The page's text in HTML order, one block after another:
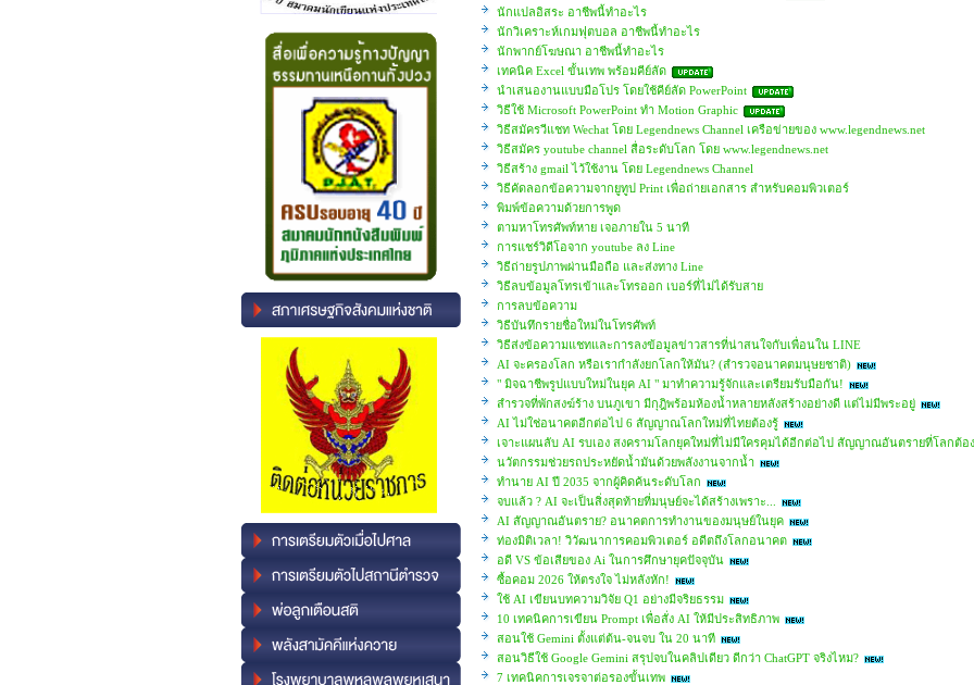
นักแปลอิสระ อาชีพนี้ทำอะไร
นักวิเคราะห์เกมฟุตบอล อาชีพนี้ทำอะไร
นักพากย์โฆษณา อาชีพนี้ทำอะไร
เทคนิค Excel ขั้นเทพ พร้อมคีย์ลัด
นำเสนองานแบบมือโปร โดยใช้คีย์ลัด PowerPoint
วิธีใช้ Microsoft PowerPoint ทำ Motion Graphic
วิธีสมัครวีแชท Wechat โดย Legendnews Channel เครือข่ายของ www.legendnews.net
วิธีสมัคร youtube channel สื่อระดับโลก โดย www.legendnews.net
วิธีสร้าง gmail ไว้ใช้งาน โดย Legendnews Channel
วิธีคัดลอกข้อความจากยูทูป Print เพื่อถ่ายเอกสาร สำหรับคอมพิวเตอร์
พิมพ์ข้อความด้วยการพูด
ตามหาโทรศัพท์หาย เจอภายใน 5 นาที
การแชร์วิดีโอจาก youtube ลง Line
วิธีถ่ายรูปภาพผ่านมือถือ และส่งทาง Line
วิธีลบข้อมูลโทรเข้าและโทรออก เบอร์ที่ไม่ได้รับสาย
การลบข้อความ
วิธีบันทึกรายชื่อใหม่ในโทรศัพท์
วิธีส่งข้อความแชทและการลงข้อมูลข่าวสารที่น่าสนใจกับเพื่อนใน LINE
AI จะครองโลก หรือเรากำลังยกโลกให้มัน? (สำรวจอนาคตมนุษยชาติ)
" มิจฉาชีพรูปแบบใหม่ในยุค AI " มาทำความรู้จักและเตรียมรับมือกัน!
สำรวจที่พักสงฆ์ร้าง บนภูเขา มีกุฎิพร้อมห้องน้ำหลายหลังสร้างอย่างดี แต่ไม่มีพระอยู่
AI ไม่ใช่อนาคตอีกต่อไป 6 สัญญาณโลกใหม่ที่ไทยต้องรู้
เจาะแผนลับ AI รบเอง สงครามโลกยุคใหม่ที่ไม่มีใครคุมได้อีกต่อไป สัญญาณอันตรายที่โลกต้อ
นวัตกรรมช่วยรถประหยัดน้ำมันด้วยพลังงานจากน้ำ
ทำนาย AI ปี 2035 จากผู้คิดค้นระดับโลก
จบแล้ว ? AI จะเป็นสิ่งสุดท้ายที่มนุษย์จะได้สร้างเพราะ...
AI สัญญาณอันตราย? อนาคตการทำงานของมนุษย์ในยุค
ท่องมิติเวลา! วิวัฒนาการคอมพิวเตอร์ อดีตถึงโลกอนาคต
อดี VS ข้อเสียของ Ai ในการศึกษายุคปัจจุบัน
ซื้อคอม 2026 ให้ตรงใจ ไม่หลังหัก!
ใช้ AI เขียนบทความวิจัย Q1 อย่างมีจริยธรรม
10 เทคนิคการเขียน Prompt เพื่อสั่ง AI ให้มีประสิทธิภาพ
สอนใช้ Gemini ตั้งแต่ต้น-จนจบ ใน 20 นาที
สอนวิธีใช้ Google Gemini สรุปจบในคลิปเดียว ดีกว่า ChatGPT จริงไหม?
7 เทคนิคการเจรจาต่อรองขั้นเทพ